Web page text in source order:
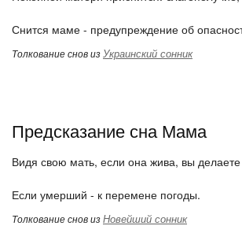
Снится маме - предупреждение об
Толкование снов изУкраинский сонник
Предсказание сна Мама
Видя свою мать, если она жива, вы делаете
Если умерший - к перемене погоды.
Толкование снов изНовейший сонник